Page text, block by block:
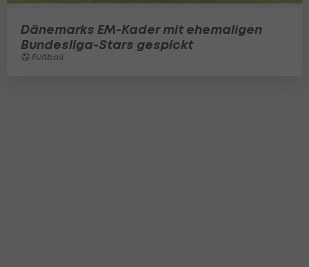
Dänemarks EM-Kader mit ehemaligen
Bundesliga-Stars gespickt
Fußball